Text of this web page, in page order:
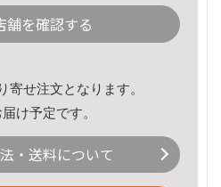
舗を確認する
寄せ注文となります。
け予定です。
・送料について